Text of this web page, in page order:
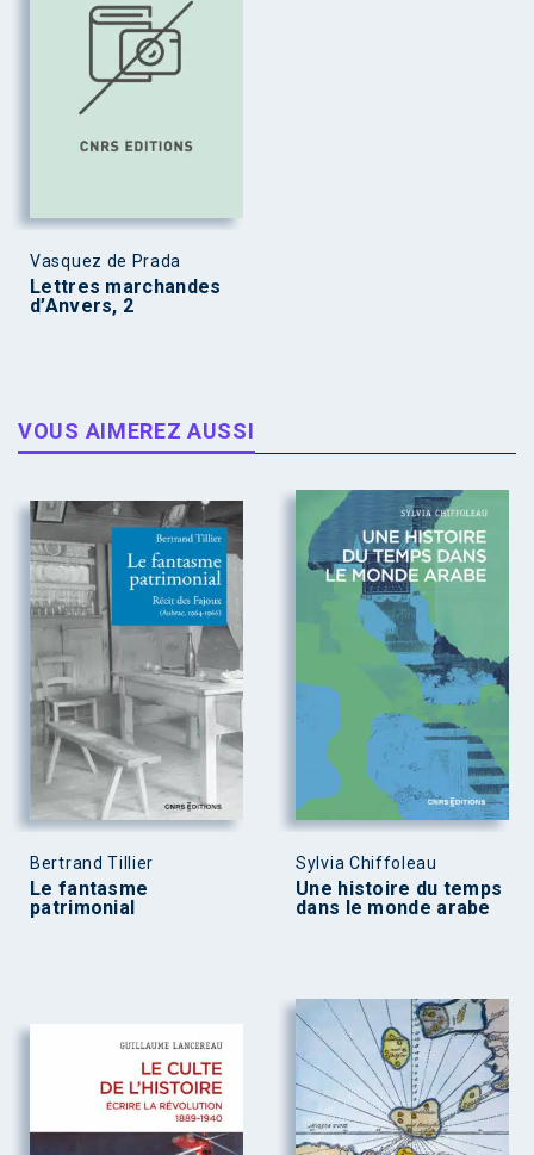
Vasquez de Prada
Lettres marchandes
d’Anvers, 2
VOUS AIMEREZ AUSSI
Bertrand Tillier
Le fantasme
patrimonial
Sylvia Chiffoleau
Une histoire du temps
dans le monde arabe